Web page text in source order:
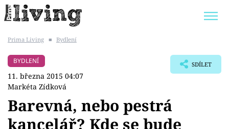
BYDLENÍ SLAVNÝCH
Prima Living ■ Bydlení
BYDLENÍ
11. března 2015 04:07
Markéta Zídková
SDÍLET
Barevná, nebo pestrá
kancelář? Kde se bude